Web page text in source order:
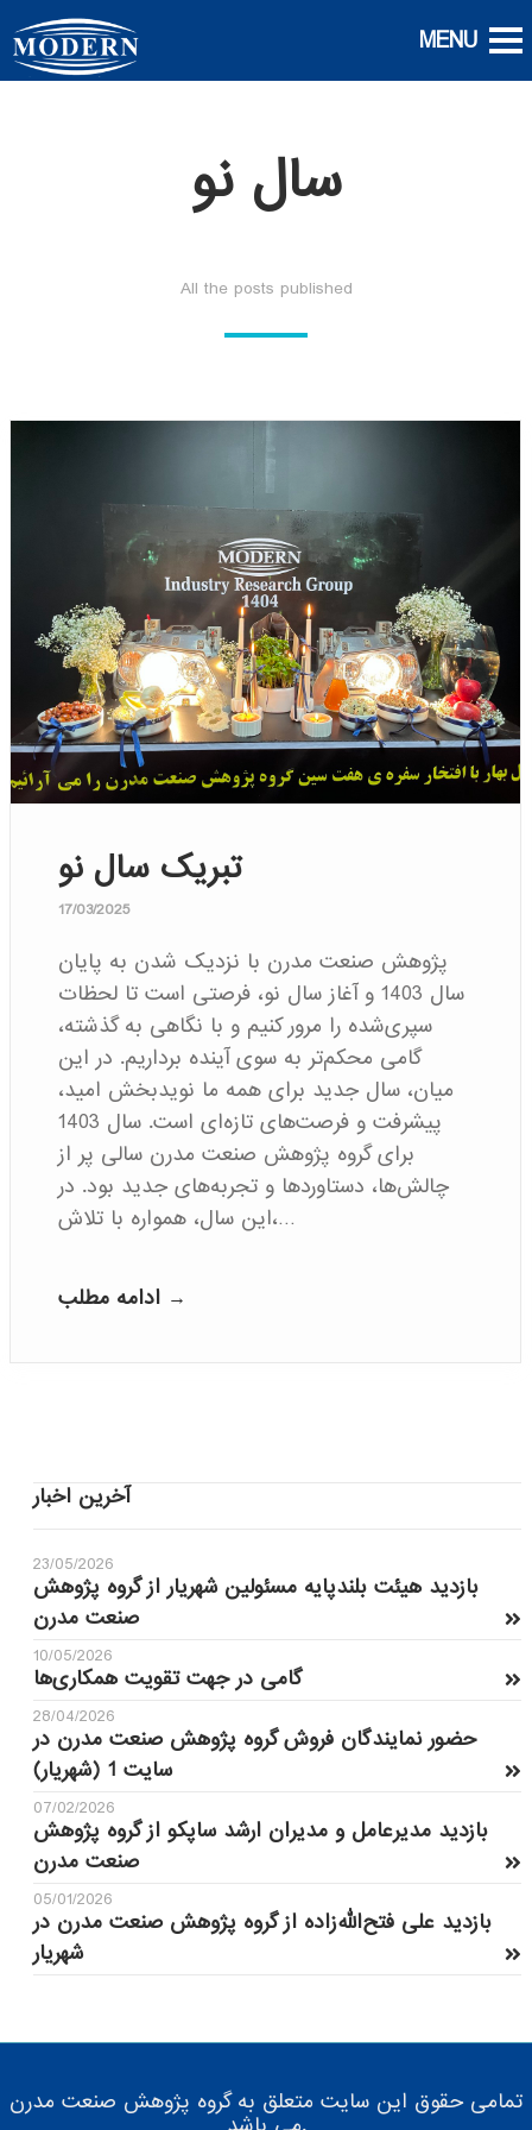
سال نو
All the posts published
تبریک سال نو
17/03/2025
پژوهش صنعت مدرن با نزدیک شدن به پایان
سال 1403 و آغاز سال نو، فرصتی است تا لحظات
سپری‌شده را مرور کنیم و با نگاهی به گذشته،
گامی محکم‌تر به سوی آینده برداریم. در این
میان، سال جدید برای همه ما نویدبخش امید،
پیشرفت و فرصت‌های تازه‌ای است. سال 1403
برای گروه پژوهش صنعت مدرن سالی پر از
چالش‌ها، دستاوردها و تجربه‌های جدید بود. در
این سال، همواره با تلاش،…
ادامه مطلب →
آخرین اخبار
23/05/2026
بازدید هیئت بلندپایه مسئولین شهریار از گروه پژوهش
صنعت مدرن
10/05/2026
گامی در جهت تقویت همکاری‌ها
28/04/2026
حضور نمایندگان فروش گروه پژوهش صنعت مدرن در
سایت 1 (شهریار)
07/02/2026
بازدید مدیرعامل و مدیران ارشد ساپکو از گروه پژوهش
صنعت مدرن
05/01/2026
بازدید علی فتح‌الله‌زاده از گروه پژوهش صنعت مدرن در
شهریار
تمامی حقوق این سایت متعلق به گروه پژوهش صنعت مدرن